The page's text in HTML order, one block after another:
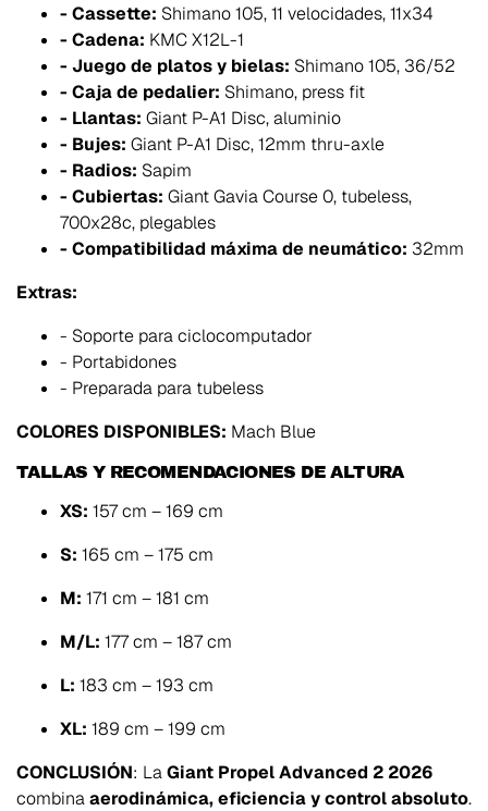
- Cassette: Shimano 105, 11 velocidades, 11x34
- Cadena: KMC X12L-1
- Juego de platos y bielas: Shimano 105, 36/52
- Caja de pedalier: Shimano, press fit
- Llantas: Giant P-A1 Disc, aluminio
- Bujes: Giant P-A1 Disc, 12mm thru-axle
- Radios: Sapim
- Cubiertas: Giant Gavia Course 0, tubeless,
700x28c, plegables
- Compatibilidad máxima de neumático: 32mm
Extras:
- Soporte para ciclocomputador
- Portabidones
- Preparada para tubeless
COLORES DISPONIBLES: Mach Blue
TALLAS Y RECOMENDACIONES DE ALTURA
XS: 157 cm – 169 cm
S: 165 cm – 175 cm
M: 171 cm – 181 cm
M/L: 177 cm – 187 cm
L: 183 cm – 193 cm
XL: 189 cm – 199 cm
CONCLUSIÓN: LaGiant Propel Advanced 2 2026
combinaaerodinámica, eficiencia y control absoluto.